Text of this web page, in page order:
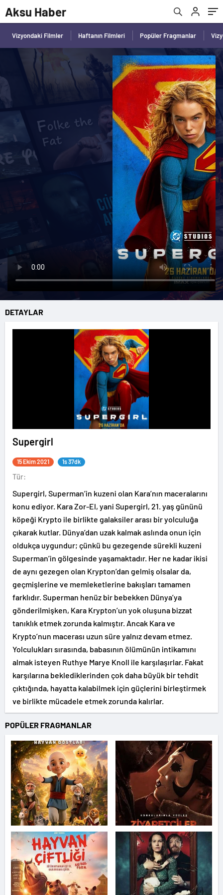
Aksu Haber
Vizyondaki Filmler Haftanın Filmleri Popüler Fragmanlar
DETAYLAR
Supergirl
15 Ekim 2021 1s 37dk
Tür:
Supergirl, Superman’in kuzeni olan Kara’nın maceralarını
konu ediyor. Kara Zor-El, yani Supergirl, 21. yaş gününü
köpeği Krypto ile birlikte galaksiler arası bir yolculuğa
çıkarak kutlar. Dünya’dan uzak kalmak aslında onun için
oldukça uygundur; çünkü bu gezegende sürekli kuzeni
Superman’in gölgesinde yaşamaktadır. Her ne kadar ikisi
de aynı gezegen olan Krypton’dan gelmiş olsalar da,
geçmişlerine ve memleketlerine bakışları tamamen
farklıdır. Superman henüz bir bebekken Dünya’ya
gönderilmişken, Kara Krypton’un yok oluşuna bizzat
tanıklık etmek zorunda kalmıştır. Ancak Kara ve
Krypto’nun macerası uzun süre yalnız devam etmez.
Yolculukları sırasında, babasının ölümünün intikamını
almak isteyen Ruthye Marye Knoll ile karşılaşırlar. Fakat
karşılarına beklediklerinden çok daha büyük bir tehdit
çıktığında, hayatta kalabilmek için güçlerini birleştirmek
ve birlikte mücadele etmek zorunda kalırlar.
POPÜLER FRAGMANLAR